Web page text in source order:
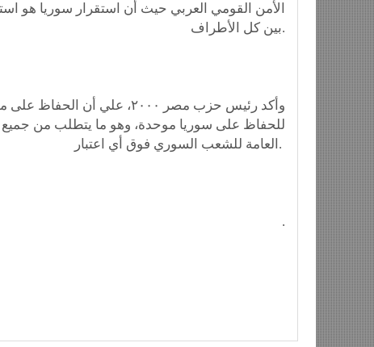
الأمن القومي العربي حيث أن استقرار سوريا هو
بين كل الأطراف.
وأكد رئيس حزب مصر ٢٠٠٠،
للحفاظ على سوريا موحدة، وهو ما يتطلب من جميع
العامة للشعب السوري فوق أي اعتبار.
.